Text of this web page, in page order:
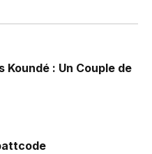
Koundé : Un Couple de